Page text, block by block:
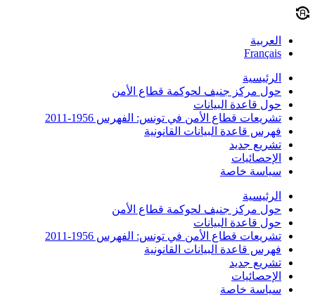
العربية
Français
الرئيسية
حول مركز جنيف لحوكمة قطاع الأمن
حول قاعدة البيانات
تشريعات قطاع الأمن في تونس: الفهرس 1956-2011
فهرس قاعدة البيانات القانونية
تشريع جديد
الإحصائيات
سياسة خاصة
الرئيسية
حول مركز جنيف لحوكمة قطاع الأمن
حول قاعدة البيانات
تشريعات قطاع الأمن في تونس: الفهرس 1956-2011
فهرس قاعدة البيانات القانونية
تشريع جديد
الإحصائيات
سياسة خاصة